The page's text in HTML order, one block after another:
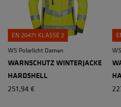
EN 20471 KLASSE 2
WS Polarlicht Damen
WARNSCHUTZ WINTERJACKE
HARDSHELL
251,94 €